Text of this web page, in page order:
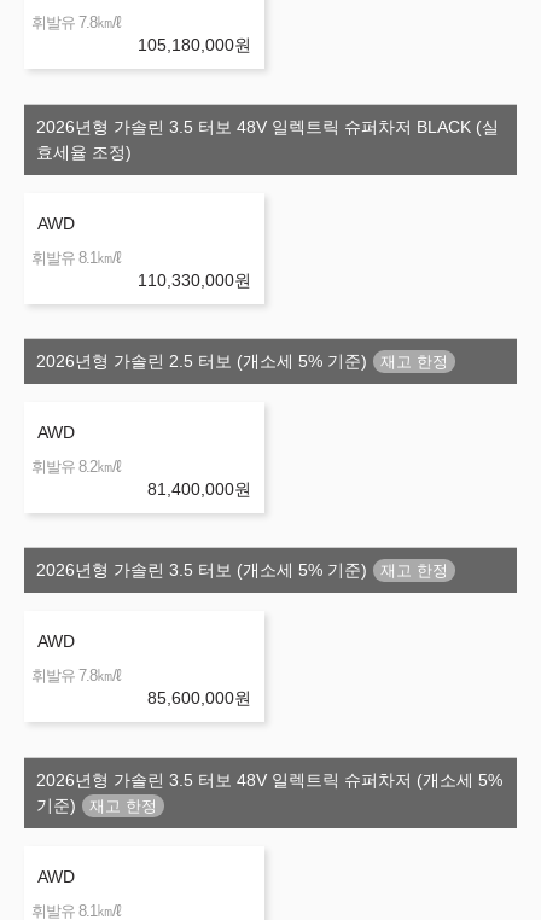
휘발유 7.8㎞/ℓ
105,180,000원
2026년형 가솔린 3.5 터보 48V 일렉트릭 슈퍼차저 BLACK (실
효세율 조정)
AWD
휘발유 8.1㎞/ℓ
110,330,000원
2026년형 가솔린 2.5 터보 (개소세 5% 기준)
AWD
휘발유 8.2㎞/ℓ
81,400,000원
2026년형 가솔린 3.5 터보 (개소세 5% 기준)
AWD
휘발유 7.8㎞/ℓ
85,600,000원
2026년형 가솔린 3.5 터보 48V 일렉트릭 슈퍼차저 (개소세 5%
기준)
AWD
휘발유 8.1㎞/ℓ